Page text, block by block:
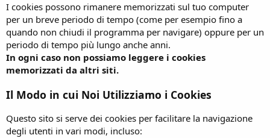
I cookies possono rimanere memorizzati sul tuo computer
per un breve periodo di tempo (come per esempio fino a
quando non chiudi il programma per navigare) oppure per un
periodo di tempo più lungo anche anni.
In ogni caso non possiamo leggere i cookies
memorizzati da altri siti.
Il Modo in cui Noi Utilizziamo i Cookies
Questo sito si serve dei cookies per facilitare la navigazione
degli utenti in vari modi, incluso: